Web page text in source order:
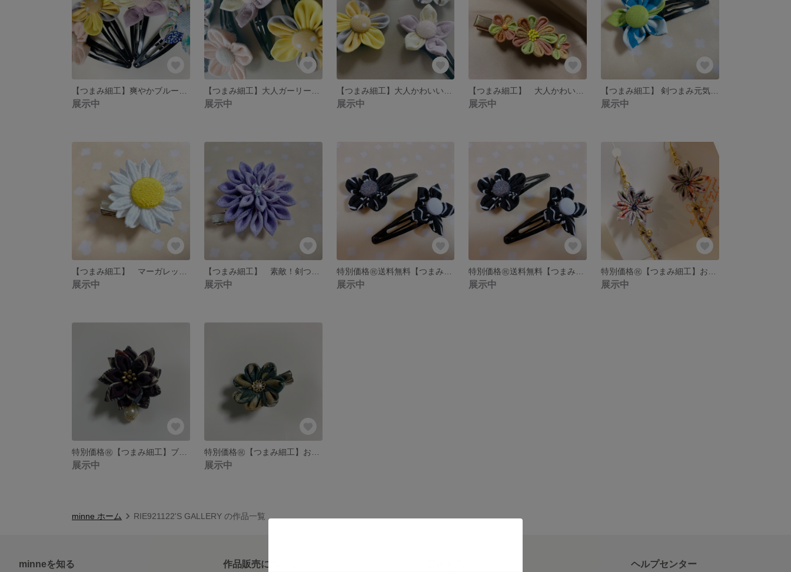
展示中 展示中 展示中 展示中 展示中
展示中 展示中 展示中 展示中 展示中
展示中 展示中
minne ホーム RIE921122'S GALLERY の作品一覧
minneを知る 作品販売について ヘルプセンター